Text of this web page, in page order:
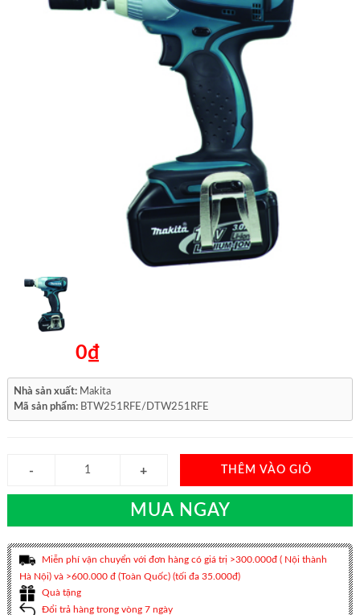
0₫
Nhà sản xuất: Makita
Mã sản phẩm: BTW251RFE/DTW251RFE
THÊM VÀO GIỎ
MUA NGAY
Miễn phí vận chuyển với đơn hàng có giá trị >300.000đ ( Nội thành
Hà Nội) và >600.000 đ (Toàn Quốc) (tối đa 35.000đ)
Quà tặng
Đổi trả hàng trong vòng 7 ngày